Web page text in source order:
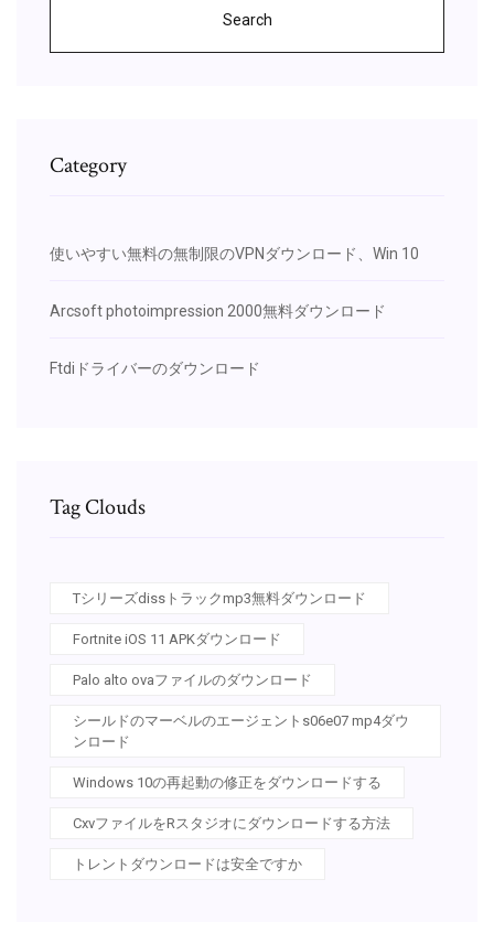
Search
Category
使いやすい無料の無制限のVPNダウンロード、Win 10
Arcsoft photoimpression 2000無料ダウンロード
Ftdiドライバーのダウンロード
Tag Clouds
Tシリーズdissトラックmp3無料ダウンロード
Fortnite iOS 11 APKダウンロード
Palo alto ovaファイルのダウンロード
シールドのマーベルのエージェントs06e07 mp4ダウ
ンロード
Windows 10の再起動の修正をダウンロードする
CxvファイルをRスタジオにダウンロードする方法
トレントダウンロードは安全ですか